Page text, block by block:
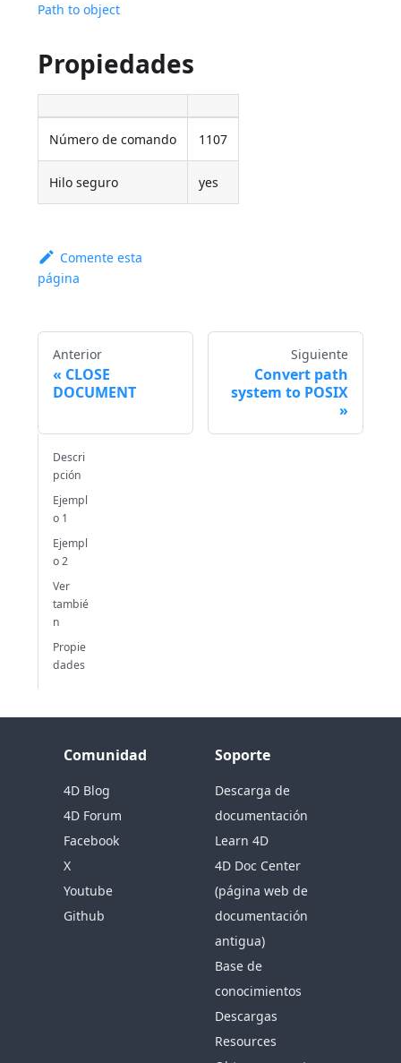
Path to object
Propiedades
Número de comando 1107
Hilo seguro yes
Comente esta
página
Anterior
CLOSE
DOCUMENT
Siguiente
Convert path
system to POSIX
Descri
pción
Ejempl
o 1
Ejempl
o 2
Ver
tambié
n
Propie
dades
Comunidad
4D Blog
4D Forum
Facebook
X
Youtube
Github
Soporte
Descarga de
documentación
Learn 4D
4D Doc Center
(página web de
documentación
antigua)
Base de
conocimientos
Descargas
Resources